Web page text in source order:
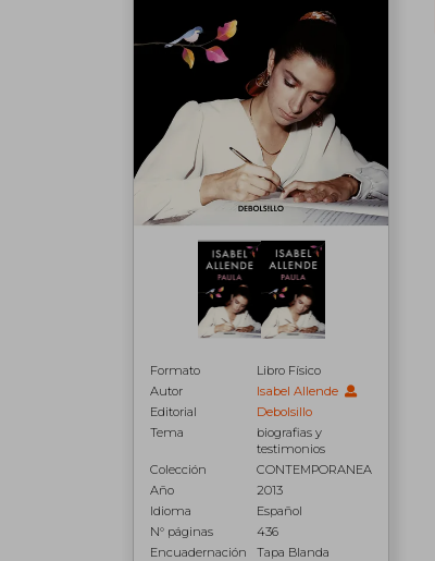
Formato
Libro Físico
Autor
Isabel Allende
Editorial
Debolsillo
Tema
biografias y
testimonios
Colección
CONTEMPORANEA
Año
2013
Idioma
Español
N° páginas
436
Encuadernación
Tapa Blanda